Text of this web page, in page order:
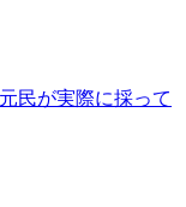
民が実際に採って